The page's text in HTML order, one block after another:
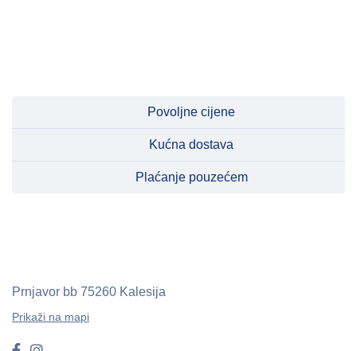
Povoljne cijene
Kućna dostava
Plaćanje pouzećem
Prnjavor bb 75260 Kalesija
Prikaži na mapi